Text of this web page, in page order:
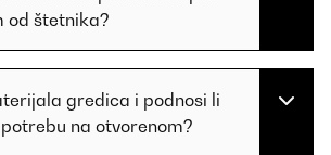
od štetnika?
gredica i podnosi li
na otvorenom?